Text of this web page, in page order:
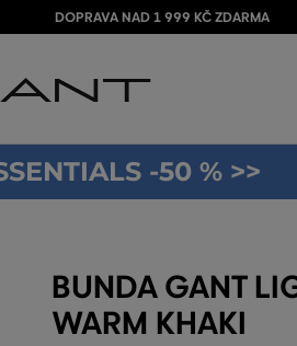
DOPRAVA NAD 1 999 KČ ZDARMA
-50 % >>
BUNDA GANT
WARM KHAKI